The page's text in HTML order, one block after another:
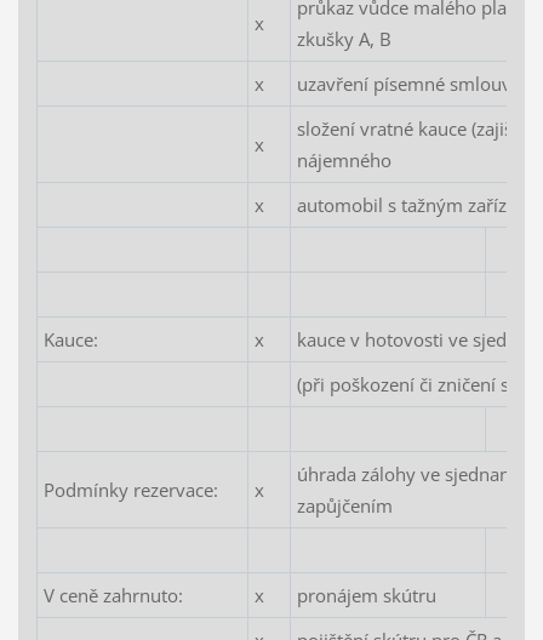
x
průkaz vůdce malého
zkušky A, B
x
uzavření písemné smlouvy
x
složení vratné kauce
nájemného
x
automobil s tažným
Kauce: x
kauce v hotovosti ve
(při poškození či zničení se
Podmínky rezervace: x
úhrada zálohy ve sjednané
zapůjčením
V ceně zahrnuto: x
pronájem skútru